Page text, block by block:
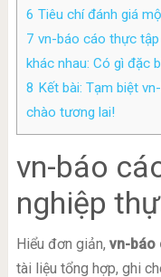
6 Tiêu chí đánh giá
7 vn-báo cáo thực
khác nhau: Có gì đặc
8 Kết bài: Tạm biệt
chào tương lai!
vn-báo
nghiệp
Hiểu đơn giản, vn-báo
tài liệu tổng hợp, ghi